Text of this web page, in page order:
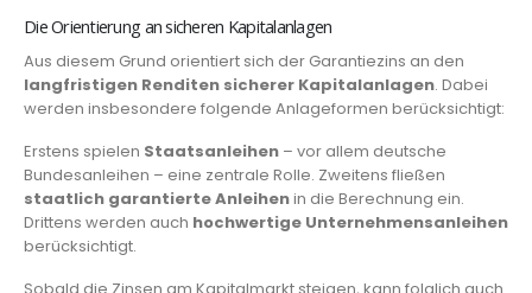
Die Orientierung an sicheren Kapitalanlagen
Aus diesem Grund orientiert sich der Garantiezins an den
langfristigen Renditen sicherer Kapitalanlagen. Dabei
werden insbesondere folgende Anlageformen berücksichtigt:
Erstens spielen Staatsanleihen – vor allem deutsche
Bundesanleihen – eine zentrale Rolle. Zweitens fließen
staatlich garantierte Anleihenin die Berechnung ein.
Drittens werden auch hochwertige Unternehmensanleihen
berücksichtigt.